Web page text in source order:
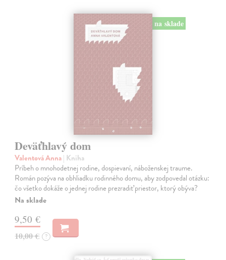
na sklade
Deväťhlavý dom
Valentová Anna| Kniha
Príbeh o mnohodetnej rodine, dospievaní, náboženskej traume.
Román pozýva na obhliadku rodinného domu, aby zodpovedal otázku:
čo všetko dokáže o jednej rodine prezradiť priestor, ktorý obýva?
Na sklade
9,50 €
10,00 € ?